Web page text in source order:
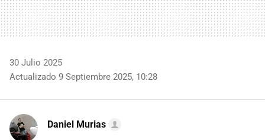
30 Julio 2025
Actualizado 9 Septiembre 2025, 10:28
Daniel Murias